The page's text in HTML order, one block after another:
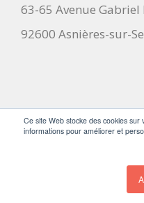
Ce site Web stocke des cookies
informations pour améliorer et
63-65 Avenue Gabriel
92600 Asnières-sur-